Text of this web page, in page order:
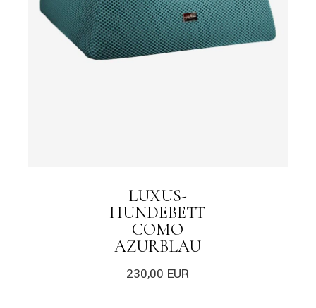
LUXUS-
HUNDEBETT
COMO
AZURBLAU
230,00 EUR